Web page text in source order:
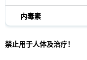
内毒素
禁止用于人体及治疗！